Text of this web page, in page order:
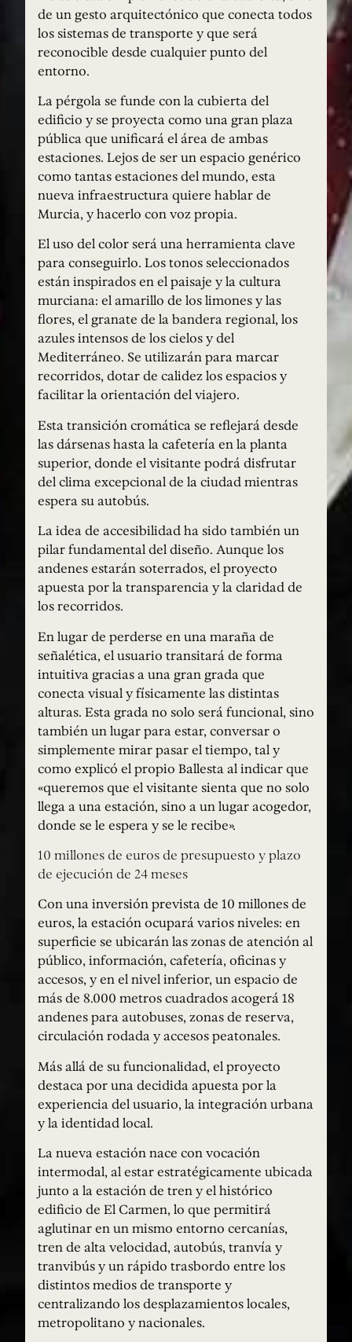
de un gesto arquitectónico que conecta todos
los sistemas de transporte y que será
reconocible desde cualquier punto del
entorno.
La pérgola se funde con la cubierta del
edificio y se proyecta como una gran plaza
pública que unificará el área de ambas
estaciones. Lejos de ser un espacio genérico
como tantas estaciones del mundo, esta
nueva infraestructura quiere hablar de
Murcia, y hacerlo con voz propia.
El uso del color será una herramienta clave
para conseguirlo. Los tonos seleccionados
están inspirados en el paisaje y la cultura
murciana: el amarillo de los limones y las
flores, el granate de la bandera regional, los
azules intensos de los cielos y del
Mediterráneo. Se utilizarán para marcar
recorridos, dotar de calidez los espacios y
facilitar la orientación del viajero.
Esta transición cromática se reflejará desde
las dársenas hasta la cafetería en la planta
superior, donde el visitante podrá disfrutar
del clima excepcional de la ciudad mientras
espera su autobús.
La idea de accesibilidad ha sido también un
pilar fundamental del diseño. Aunque los
andenes estarán soterrados, el proyecto
apuesta por la transparencia y la claridad de
los recorridos.
En lugar de perderse en una maraña de
señalética, el usuario transitará de forma
intuitiva gracias a una gran grada que
conecta visual y físicamente las distintas
alturas. Esta grada no solo será funcional, sino
también un lugar para estar, conversar o
simplemente mirar pasar el tiempo, tal y
como explicó el propio Ballesta al indicar que
«queremos que el visitante sienta que no solo
llega a una estación, sino a un lugar acogedor,
donde se le espera y se le recibe».
10 millones de euros de presupuesto y plazo
de ejecución de 24 meses
Con una inversión prevista de 10 millones de
euros, la estación ocupará varios niveles: en
superficie se ubicarán las zonas de atención al
público, información, cafetería, oficinas y
accesos, y en el nivel inferior, un espacio de
más de 8.000 metros cuadrados acogerá 18
andenes para autobuses, zonas de reserva,
circulación rodada y accesos peatonales.
Más allá de su funcionalidad, el proyecto
destaca por una decidida apuesta por la
experiencia del usuario, la integración urbana
y la identidad local.
La nueva estación nace con vocación
intermodal, al estar estratégicamente ubicada
junto a la estación de tren y el histórico
edificio de El Carmen, lo que permitirá
aglutinar en un mismo entorno cercanías,
tren de alta velocidad, autobús, tranvía y
tranvibús y un rápido trasbordo entre los
distintos medios de transporte y
centralizando los desplazamientos locales,
metropolitano y nacionales.